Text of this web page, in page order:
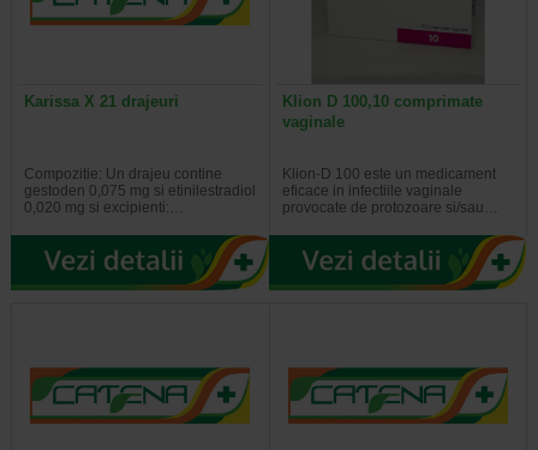
Karissa X 21 drajeuri
Compozitie: Un drajeu contine
gestoden 0,075 mg si etinilestradiol
0,020 mg si excipienti:…
Klion D 100,10 comprimate
vaginale
Klion-D 100 este un medicament
eficace in infectiile vaginale
provocate de protozoare si/sau…